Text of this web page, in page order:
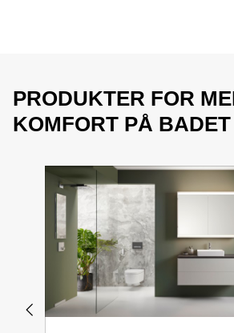
PRODUKTER FOR
KOMFORT PÅ BADET